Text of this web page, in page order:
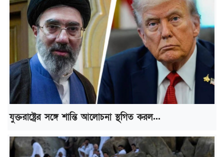
যুক্তরাষ্ট্রের সঙ্গে শান্তি আলোচনা স্থগিত করল...